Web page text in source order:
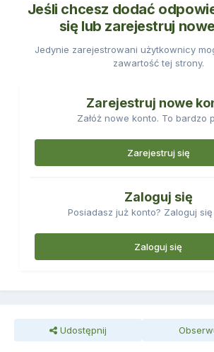
Jeśli chcesz dodać
się lub zarejestruj
Jedynie zarejestrowani użytkownicy
zawartość tej strony.
Zarejestruj nowe
Załóż nowe konto. To bardzo
Zarejestruj się
Zaloguj się
Posiadasz już konto? Zaloguj
Zaloguj się
Udostępnij